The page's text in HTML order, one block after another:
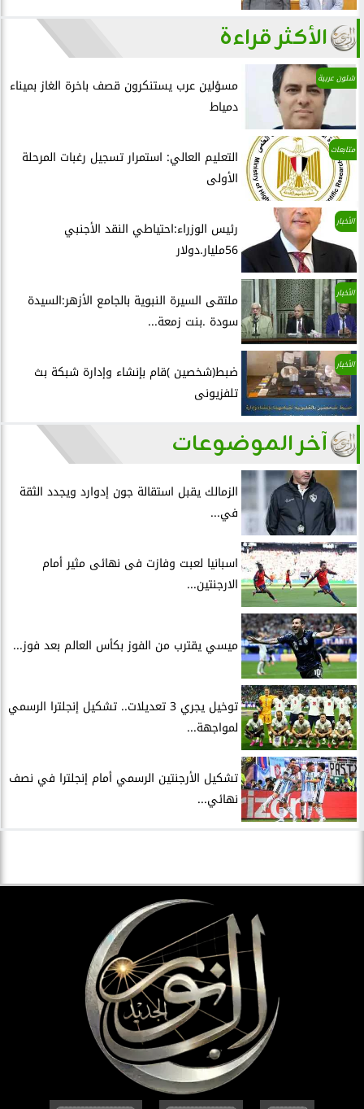
الأكثر قراءة
شئون عربية
مسؤلين عرب يستنكرون قصف باخرة الغاز بميناء
دمياط
متابعات
التعليم العالي: استمرار تسجيل رغبات المرحلة
الأولى
الأخبار
رئيس الوزراء:احتياطي النقد الأجنبي
56مليار.دولار
الأخبار
ملتقى السيرة النبوية بالجامع الأزهر:السيدة
سودة .بنت زمعة...
الأخبار
ضبط(شخصين )قام بإنشاء وإدارة شبكة بث
تلفزيونى
آخر الموضوعات
الزمالك يقبل استقالة جون إدوارد ويجدد الثقة
في...
اسبانيا لعبت وفازت فى نهائى مثير أمام
الارجنتين...
ميسي يقترب من الفوز بكأس العالم بعد فوز...
توخيل يجري 3 تعديلات.. تشكيل إنجلترا الرسمي
لمواجهة...
تشكيل الأرجنتين الرسمي أمام إنجلترا في نصف
نهائي...